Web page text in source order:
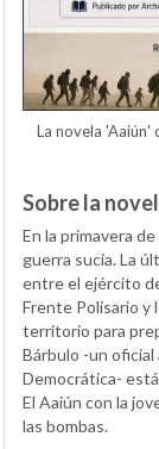
La novela 'Aaiún'
Sobre la
En la primavera
guerra sucia. La
entre el ejército
Frente Polisario y
territorio para
Bárbulo -un
Democrática-
El Aaiún con la
las bombas.